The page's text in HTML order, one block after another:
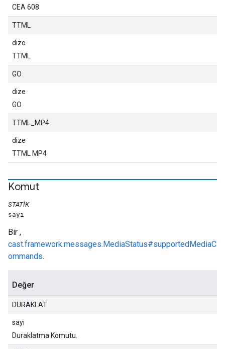
CEA 608
TTML
dize
TTML
GO
dize
GO
TTML_MP4
dize
TTML MP4
Komut
STATIK
sayı
Bir ,
cast.framework.messages.MediaStatus#supportedMediaC
ommands.
Değer
DURAKLAT
sayı
Duraklatma Komutu.